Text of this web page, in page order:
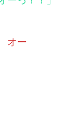
オー